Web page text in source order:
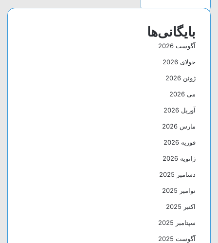
بایگانی‌ها
آگوست 2026
جولای 2026
ژوئن 2026
می 2026
آوریل 2026
مارس 2026
فوریه 2026
ژانویه 2026
دسامبر 2025
نوامبر 2025
اکتبر 2025
سپتامبر 2025
آگوست 2025